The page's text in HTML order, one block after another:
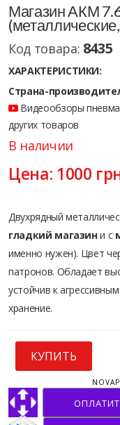
Магазин АКМ
Код товара: 8435
ХАРАКТЕРИСТИКИ:
Страна-
Видеообзоры
других товаров
В наличии
Цена: 1000
Двухрядный
гладкий магазини с
именно нужен). Цвет
патронов. Обладает
устойчив к
хранение.
КУПИТЬ